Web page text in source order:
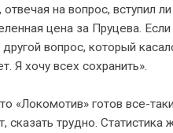
на вопрос, вступил
цена за Пруцева.
вопрос, который
Я хочу всех сохранить».
«Локомотив» готов все-
сказать трудно.